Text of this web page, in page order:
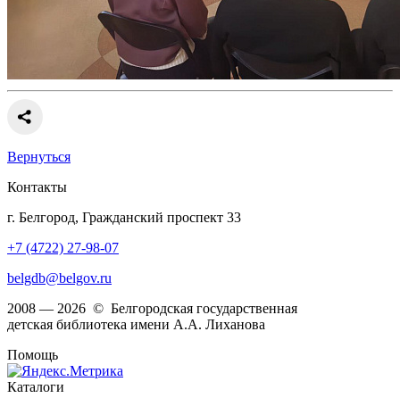
Вернуться
Контакты
г. Белгород, Гражданский проспект 33
+7 (4722) 27-98-07
belgdb@belgov.ru
2008 — 2026 © Белгородская государственная
детская библиотека имени А.А. Лиханова
Помощь
Каталоги